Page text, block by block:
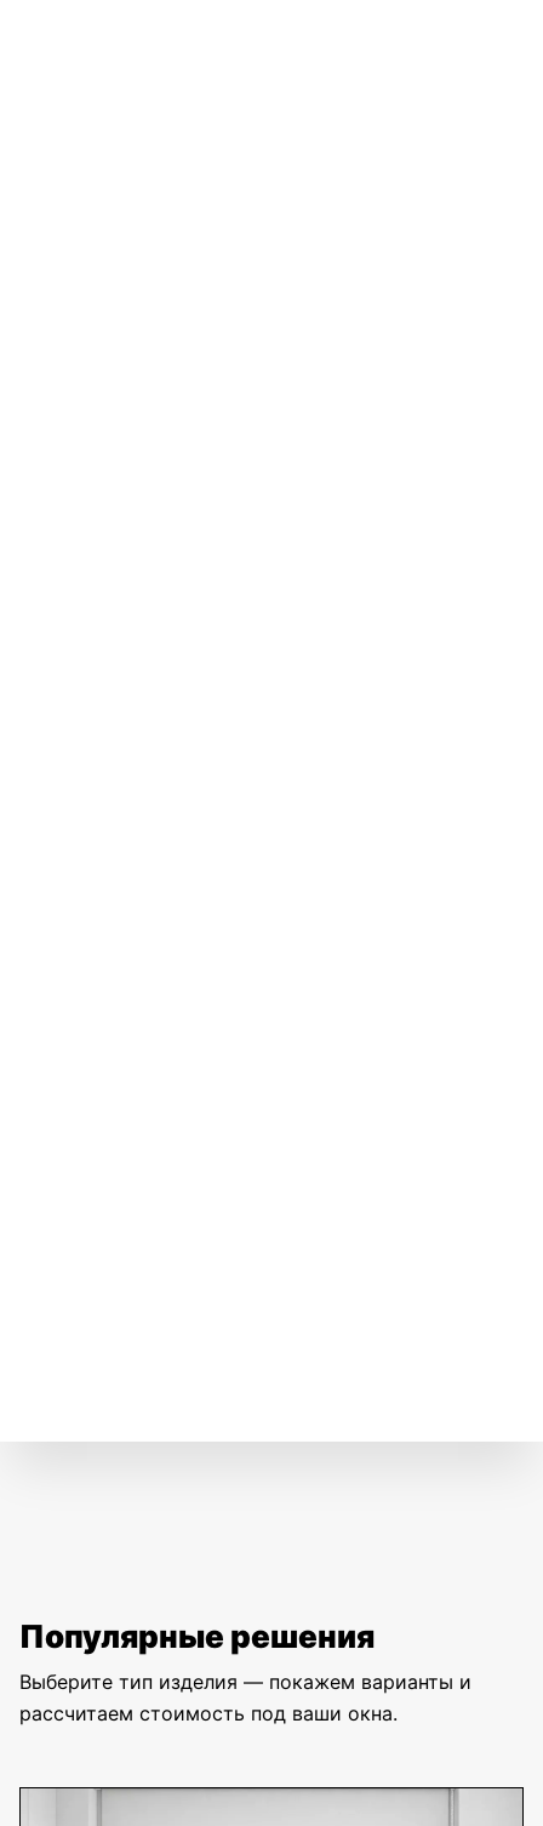
Популярные решения
Выберите тип изделия — покажем варианты и
рассчитаем стоимость под ваши окна.